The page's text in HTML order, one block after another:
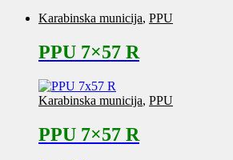
Karabinska municija, PPU
PPU 7×57 R
Karabinska municija, PPU
PPU 7×57 R